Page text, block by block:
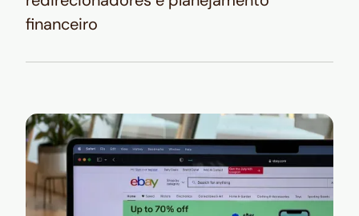
financeiro